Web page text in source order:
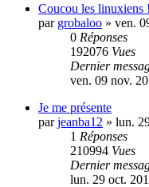
Coucou les linuxiens !
par grobaloo » ven.
0 Réponses
192076 Vues
Dernier
ven. 09 nov.
Je me présente
parjeanba12 » lun.
1 Réponses
210994 Vues
Dernier
lun. 29 oct.